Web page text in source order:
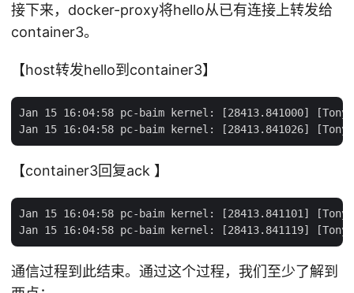
接下来，docker-proxy将hello从已有连接上转发给
container3。
【host转发hello到container3】
Jan 15 16:04:58 pc-baim kernel: [28413.841000] [TonyBai]-
【container3回复ack 】
Jan 15 16:04:58 pc-baim kernel: [28413.841101] [TonyBai]-
通信过程到此结束。通过这个过程，我们至少了解到